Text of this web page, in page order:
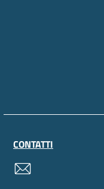
CONTATTI